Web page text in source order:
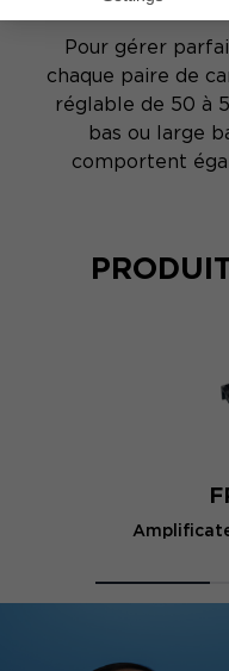
Pour gérer
chaque paire de
réglable de 50 à
bas ou large
comportent